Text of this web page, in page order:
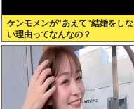
ケンモメンが"あえて"結婚をしな
い理由ってなんなの？